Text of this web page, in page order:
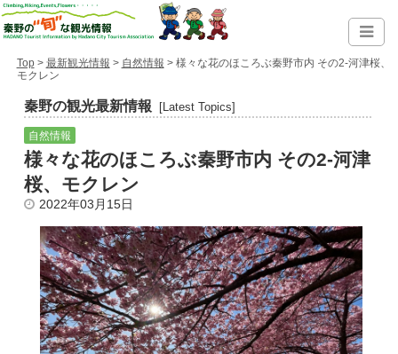
Top> 最新観光情報 > 自然情報 > 様々な花のほころぶ秦野市内 その2-河津桜、
モクレン
秦野の観光最新情報 [Latest Topics]
自然情報
様々な花のほころぶ秦野市内 その2-河津
桜、モクレン
2022年03月15日